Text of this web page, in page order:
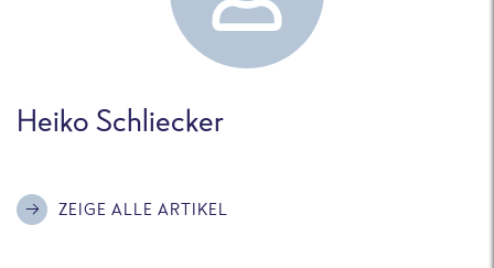
Heiko Schliecker
ZEIGE ALLE ARTIKEL